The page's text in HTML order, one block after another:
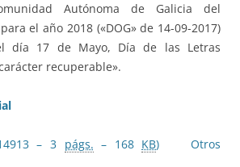
Autónoma de Galicia del
el año 2018 («DOG» de 14-09-2017)
día 17 de Mayo, Día de las Letras
recuperable».
– 3 págs. – 168 KB)
Otros